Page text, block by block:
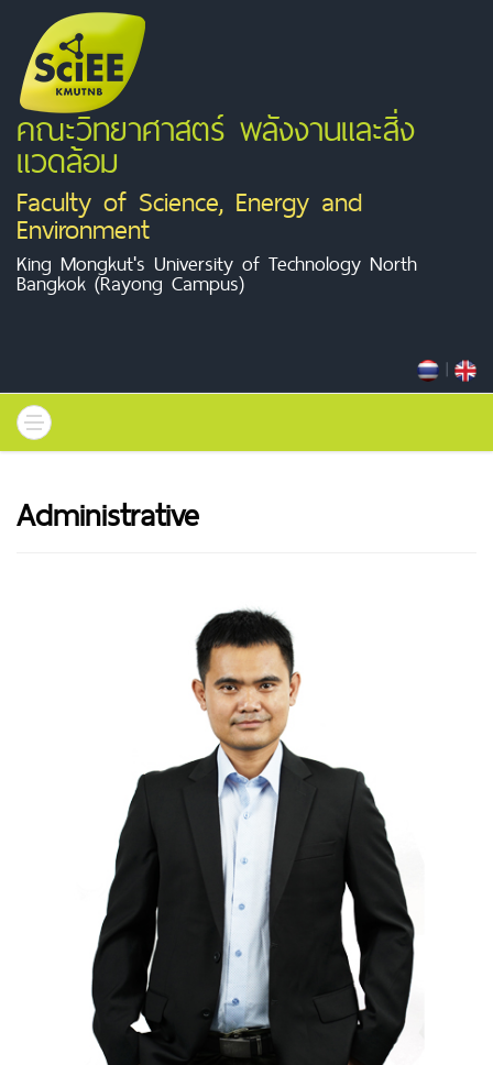
คณะวิทยาศาสตร์ พลังงานและสิ่ง
แวดล้อม
Faculty of Science, Energy and
Environment
King Mongkut's University of Technology North
Bangkok (Rayong Campus)
|
Administrative